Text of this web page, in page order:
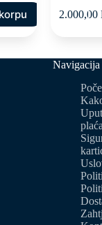
2.000,00
Navigacija